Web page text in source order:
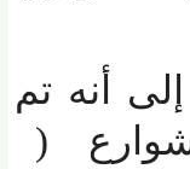
أنه تم